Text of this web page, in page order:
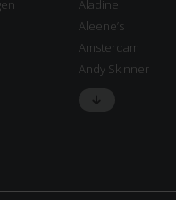
Aladine
Aleene’s
Amsterdam
Andy Skinner